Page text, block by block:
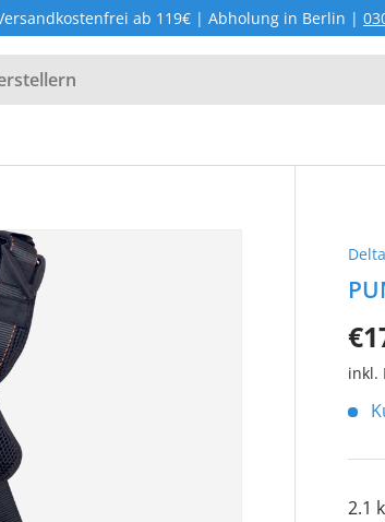
ab 119€ | Abholung in Berlin |
inkl.
2.1